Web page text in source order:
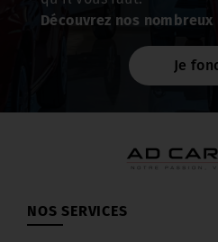
Découvrez nos
Je
NOS SERVICES